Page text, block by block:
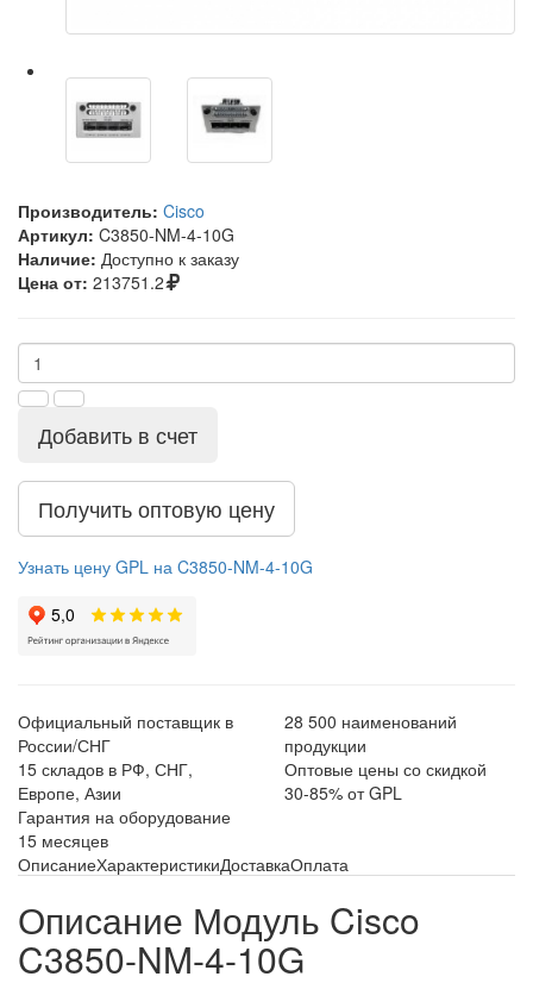
Производитель: Cisco
Артикул: C3850-NM-4-10G
Наличие: Доступно к заказу
Цена от: 213751.2
Добавить в счет
Получить оптовую цену
Узнать цену GPL на C3850-NM-4-10G
Официальный поставщик в
России/СНГ
28 500 наименований
продукции
15 складов в РФ, СНГ,
Европе, Азии
Оптовые цены со скидкой
30-85% от GPL
Гарантия на оборудование
15 месяцев
ОписаниеХарактеристикиДоставкаОплата
Описание Модуль Cisco
C3850-NM-4-10G